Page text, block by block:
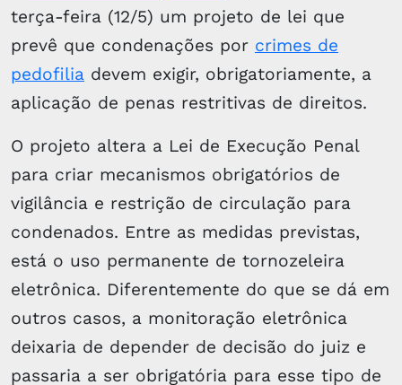
terça-feira (12/5) um projeto de lei que
prevê que condenações por crimes de
pedofilia devem exigir, obrigatoriamente, a
aplicação de penas restritivas de direitos.
O projeto altera a Lei de Execução Penal
para criar mecanismos obrigatórios de
vigilância e restrição de circulação para
condenados. Entre as medidas previstas,
está o uso permanente de tornozeleira
eletrônica. Diferentemente do que se dá em
outros casos, a monitoração eletrônica
deixaria de depender de decisão do juiz e
passaria a ser obrigatória para esse tipo de